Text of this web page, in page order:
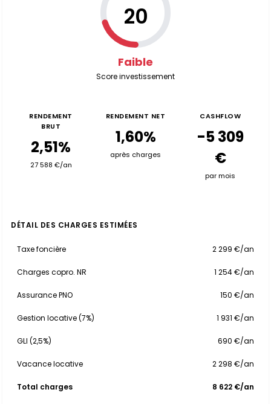
20
Faible
Score investissement
RENDEMENT
BRUT
2,51%
27 588 €/an
RENDEMENT NET
1,60%
après charges
CASHFLOW
-5 309
€
par mois
DÉTAIL DES CHARGES ESTIMÉES
Taxe foncière 2 299 €/an
Charges copro. NR 1 254 €/an
Assurance PNO 150 €/an
Gestion locative (7%) 1 931 €/an
GLI (2,5%) 690 €/an
Vacance locative 2 298 €/an
Total charges 8 622 €/an